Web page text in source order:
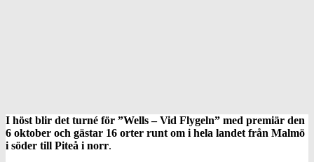
I höst blir det turné för ”Wells – Vid Flygeln” med premiär den
6 oktober och gästar 16 orter runt om i hela landet från Malmö
i söder till Piteå i norr.